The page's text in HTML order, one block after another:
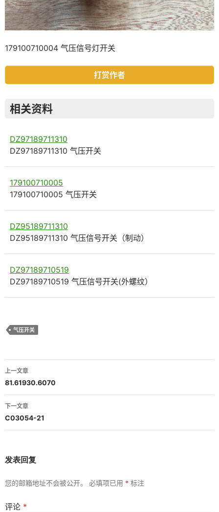
179100710004 气压信号灯开关
打赏作者
相关资料
DZ97189711310
DZ97189711310 气压开关
179100710005
179100710005 气压开关
DZ95189711310
DZ95189711310 气压信号开关（制动）
DZ97189710519
DZ97189710519 气压信号开关(外螺纹）
气压开关
文
章
导
航
上一文章
81.61930.6070
下一文章
C03054-21
发表回复
您的邮箱地址不会被公开。 必填项已用 * 标注
评论 *